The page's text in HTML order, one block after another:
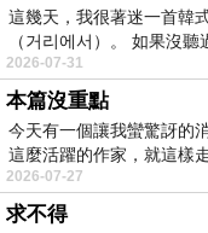
這幾天，我很著迷一首韓
（거리에서）。 如果沒聽
2026-07-31
本篇沒重點
今天有一個讓我蠻驚訝的
這麼活躍的作家，就這樣
2026-07-27
求不得